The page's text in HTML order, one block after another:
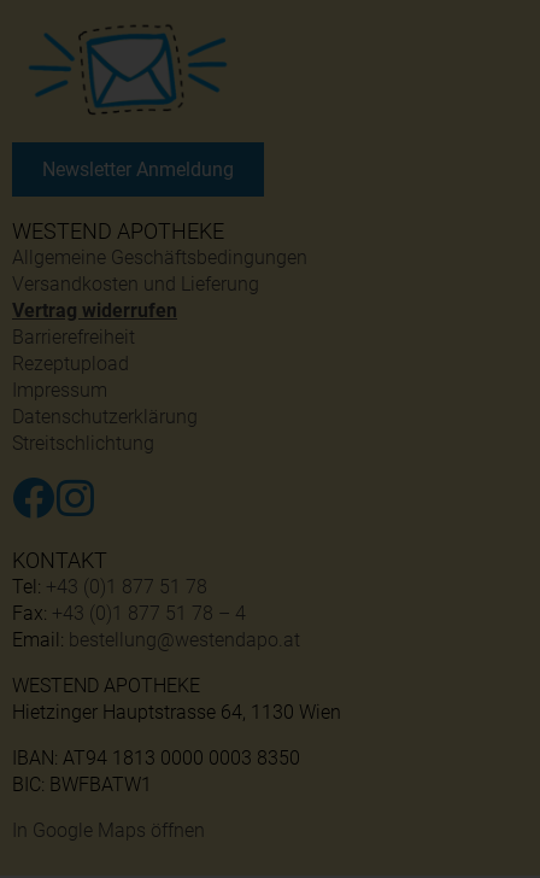
WESTEND APOTHEKE
Allgemeine Geschäftsbedingungen
Versandkosten und Lieferung
Vertrag widerrufen
Barrierefreiheit
Rezeptupload
Impressum
Datenschutzerklärung
Streitschlichtung
Newsletter Anmeldung
KONTAKT
Tel: +43 (0)1 877 51 78
Fax: +43 (0)1 877 51 78 – 4
Email: bestellung@westendapo.at
WESTEND APOTHEKE
Hietzinger Hauptstrasse 64, 1130 Wien
IBAN: AT94 1813 0000 0003 8350
BIC: BWFBATW1
In Google Maps öffnen